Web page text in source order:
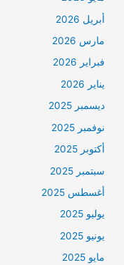
أبريل 2026
مارس 2026
فبراير 2026
يناير 2026
ديسمبر 2025
نوفمبر 2025
أكتوبر 2025
سبتمبر 2025
أغسطس 2025
يوليو 2025
يونيو 2025
مايو 2025